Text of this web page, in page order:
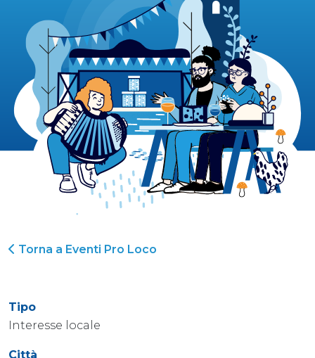
Torna a Eventi Pro Loco
Tipo
Interesse locale
Città